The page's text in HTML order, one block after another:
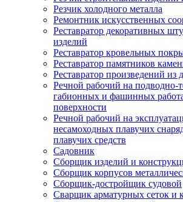
Резчик холодного металла
Ремонтник искусственных
Реставратор декоративных
изделий
Реставратор кровельных
Реставратор памятников
Реставратор произведений из
Речной рабочий на подводно-
габионных и фашинных
поверхности
Речной рабочий на
несамоходных плавучих
плавучих средств
Садовник
Сборщик изделий и
Сборщик корпусов
Сборщик-достройщик судовой
Сварщик арматурных сеток и